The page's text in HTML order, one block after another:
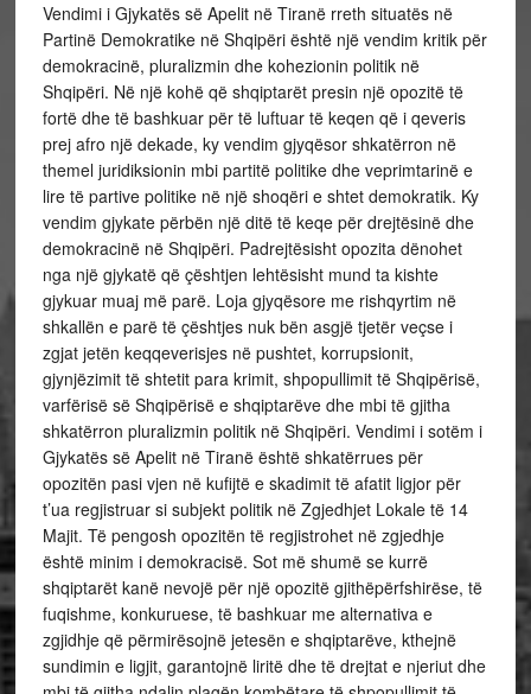
Vendimi i Gjykatës së Apelit në Tiranë rreth situatës në
Partinë Demokratike në Shqipëri është një vendim kritik për
demokracinë, pluralizmin dhe kohezionin politik në
Shqipëri. Në një kohë që shqiptarët presin një opozitë të
fortë dhe të bashkuar për të luftuar të keqen që i qeveris
prej afro një dekade, ky vendim gjyqësor shkatërron në
themel juridiksionin mbi partitë politike dhe veprimtarinë e
lire të partive politike në një shoqëri e shtet demokratik. Ky
vendim gjykate përbën një ditë të keqe për drejtësinë dhe
demokracinë në Shqipëri. Padrejtësisht opozita dënohet
nga një gjykatë që çështjen lehtësisht mund ta kishte
gjykuar muaj më parë. Loja gjyqësore me rishqyrtim në
shkallën e parë të çështjes nuk bën asgjë tjetër veçse i
zgjat jetën keqqeverisjes në pushtet, korrupsionit,
gjynjëzimit të shtetit para krimit, shpopullimit të Shqipërisë,
varfërisë së Shqipërisë e shqiptarëve dhe mbi të gjitha
shkatërron pluralizmin politik në Shqipëri. Vendimi i sotëm i
Gjykatës së Apelit në Tiranë është shkatërrues për
opozitën pasi vjen në kufijtë e skadimit të afatit ligjor për
t’ua regjistruar si subjekt politik në Zgjedhjet Lokale të 14
Majit. Të pengosh opozitën të regjistrohet në zgjedhje
është minim i demokracisë. Sot më shumë se kurrë
shqiptarët kanë nevojë për një opozitë gjithëpërfshirëse, të
fuqishme, konkuruese, të bashkuar me alternativa e
zgjidhje që përmirësojnë jetesën e shqiptarëve, kthejnë
sundimin e ligjit, garantojnë liritë dhe të drejtat e njeriut dhe